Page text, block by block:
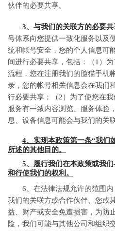
伙伴的必要共享。
3、与我们的关联方的必要共
号体系向您提供一致化服务以及
统和帐号安全，您的个人信息可
间进行必要共享，包括：（1）
流程，您在注册我们的脸猫手机
录，您的帐号相关信息会在我们
行必要共享；（2）为了使您在
服务有一致内容浏览、服务体验
息、设备信息可能会与我们的关
4、实现本政策第一条“我们
所述的其他目的。
5、履行我们在本政策或我
和行使我们的权利。
6、在法律法规允许的范围
我们的关联方或合作伙伴、您或
益、财产或安全免遭损害，为防
险，我们可能与其他公司和组织